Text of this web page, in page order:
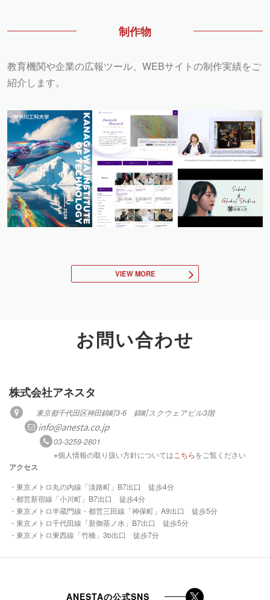
制作物
教育機関や企業の広報ツール、WEBサイトの制作実績をご
紹介します。
VIEW MORE
お問い合わせ
株式会社アネスタ
東京都千代田区神田錦町3-6 錦町スクウェアビル3階
03-3259-2801
※個人情報の取り扱い方針については こちらをご覧ください
アクセス
・東京メトロ丸の内線「淡路町」B7出口 徒歩4分
・都営新宿線「小川町」B7出口 徒歩4分
・東京メトロ半蔵門線・都営三田線「神保町」A9出口 徒歩5分
・東京メトロ千代田線「新御茶ノ水」B7出口 徒歩5分
・東京メトロ東西線「竹橋」3b出口 徒歩7分
ANESTAの公式SNS